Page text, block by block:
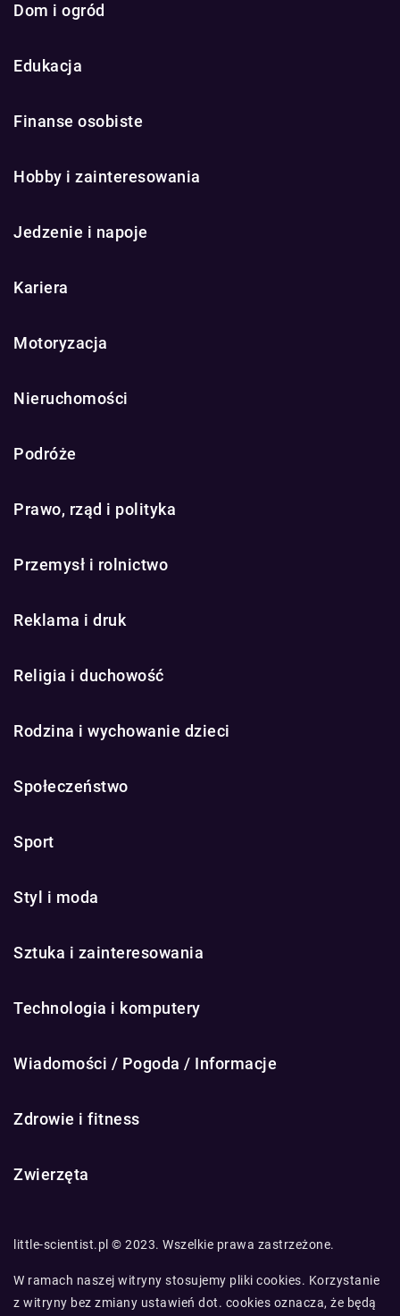
Dom i ogród
Edukacja
Finanse osobiste
Hobby i zainteresowania
Jedzenie i napoje
Kariera
Motoryzacja
Nieruchomości
Podróże
Prawo, rząd i polityka
Przemysł i rolnictwo
Reklama i druk
Religia i duchowość
Rodzina i wychowanie dzieci
Społeczeństwo
Sport
Styl i moda
Sztuka i zainteresowania
Technologia i komputery
Wiadomości / Pogoda / Informacje
Zdrowie i fitness
Zwierzęta
little-scientist.pl © 2023. Wszelkie prawa zastrzeżone.
W ramach naszej witryny stosujemy pliki cookies. Korzystanie
z witryny bez zmiany ustawień dot. cookies oznacza, że będą